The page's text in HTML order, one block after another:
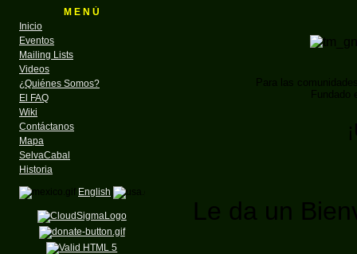
M E N Ú
Inicio
Eventos
Mailing Lists
Videos
¿Quiénes Somos?
El FAQ
Wiki
Contáctanos
Mapa
SelvaCabal
Historia
English
Para las
Fundado
Le da un